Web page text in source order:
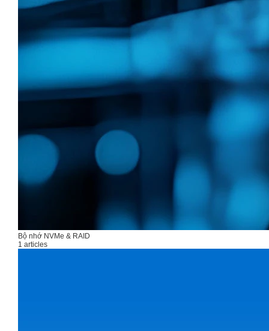
Bộ nhớ NVMe & RAID
1 articles